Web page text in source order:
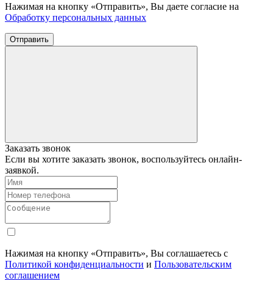
Нажимая на кнопку «Отправить», Вы даете согласие на
Обработку персональных данных
Отправить
Заказать звонок
Если вы хотите заказать звонок, воспользуйтесь онлайн-
заявкой.
Нажимая на кнопку «Отправить», Вы соглашаетесь с
Политикой конфиденциальности и Пользовательским
соглашением